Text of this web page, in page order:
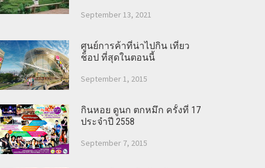
September 13, 2021
ศูนย์การค้าที่น่าไปกิน เที่ยว
ช็อป ที่สุดในตอนนี้
September 1, 2015
กินหอย ดูนก ตกหมึก ครั้งที่ 17
ประจำปี 2558
September 7, 2015